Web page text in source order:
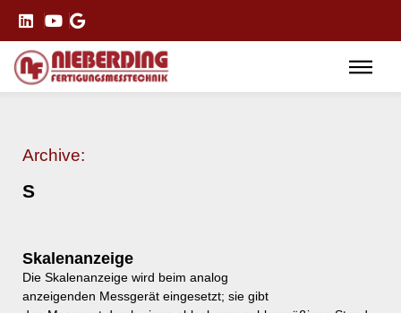
Archive:
S
Skalenanzeige
Die Skalenanzeige wird beim analog
anzeigenden Messgerät eingesetzt; sie gibt